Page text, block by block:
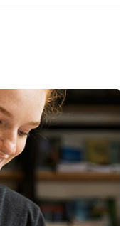
en